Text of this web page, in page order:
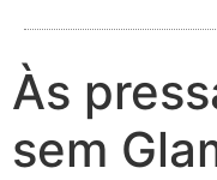
Às
sem